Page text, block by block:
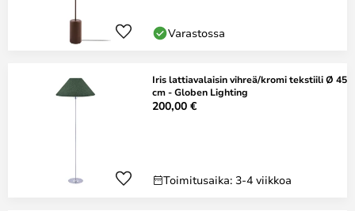
Varastossa
Iris lattiavalaisin vihreä/kromi tekstiili Ø 45
cm - Globen Lighting
200,00 €
Toimitusaika: 3-4 viikkoa